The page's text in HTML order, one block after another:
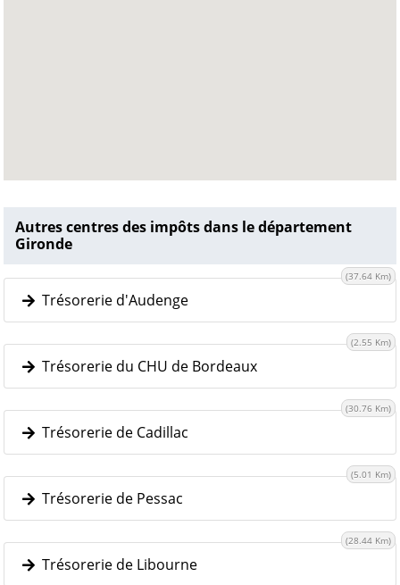
Autres centres des impôts dans le département
Gironde
Trésorerie d'Audenge
(37.64 Km)
Trésorerie du CHU de Bordeaux
(2.55 Km)
Trésorerie de Cadillac
(30.76 Km)
Trésorerie de Pessac
(5.01 Km)
Trésorerie de Libourne
(28.44 Km)